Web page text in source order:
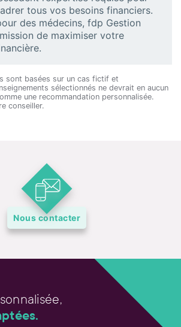
conditions d’unefiducie
personne handicapée. Ce type
est plus avantageux
soumis aux taux d’imposition
fiducie Henson peut être créée
entre vifs du vivant, mais
Si elle est rédigée
devrait limiter la
discuter de cette possibilité
se chargera de rédiger leurs
de protection.»
tous vos besoins financiers.
des médecins, fdp Gestion
de maximiser votre
sont basées sur un cas fictif et
sélectionnés ne devrait en aucun
une recommandation personnalisée.
conseiller.
Nous contacter